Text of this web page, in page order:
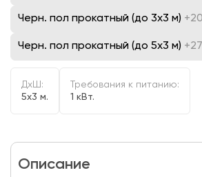
Черн. пол прокатный (до 3х3 м)
Черн. пол прокатный (до 5х3 м)
ДxШ:
5x3 м.
Требования к питанию:
1 кВт.
Описание